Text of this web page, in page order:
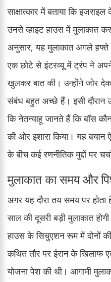
साक्षात्कार में बताया कि
उनसे व्हाइट हाउस में मुलाकात
अनुसार, यह मुलाकात अगले हफ्ते
एक छोटे से इंटरव्यू में ट्रंप ने
खुलकर बात की। उन्होंने जोर
संबंध बहुत अच्छे हैं। इसी दौरान
कि नेतन्याहू जानते हैं कि बॉस
की ओर इशारा किया। यह
के बीच कई रणनीतिक मुद्दों पर
मुलाकात का समय और
अगर यह दौरा तय समय पर
साल की दूसरी बड़ी मुलाकात
हाउस के सिचुएशन रूम में दोनों
कथित तौर पर ईरान के खिलाफ
योजना पेश की थी। आगामी